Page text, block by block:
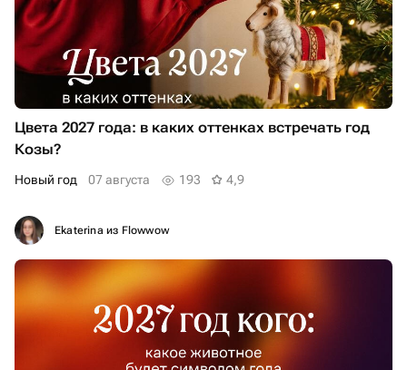
Цвета 2027 года: в каких оттенках встречать год
Козы?
Новый год 07 августа 193 4,9
Ekaterina из Flowwow